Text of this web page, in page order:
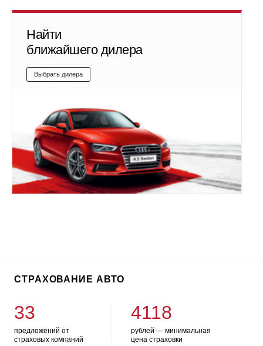
Найти
ближайшего дилера
Выбрать дилера
СТРАХОВАНИЕ АВТО
33
предложений от
страховых компаний
4118
рублей — минимальная
цена страховки